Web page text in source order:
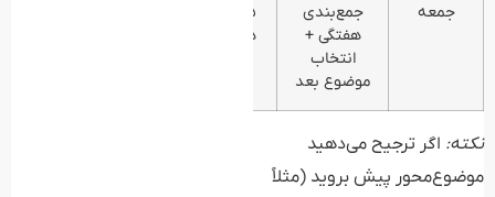
جمعه
جمع‌بندی
هفتگی +
انتخاب
موضوع بعد
دقیقه
نکته: اگر ترجیح می‌دهید
موضوع‌محور پیش بروید (مثلاً